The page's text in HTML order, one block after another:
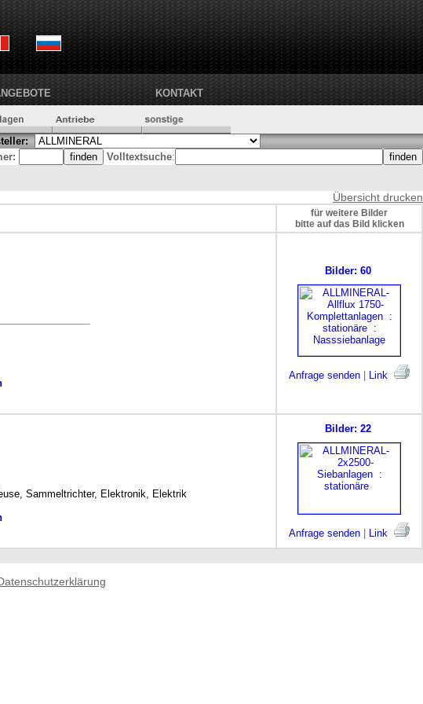
KONTAKT
Volltextsuche:
Übersicht drucken
für weitere Bilder
bitte auf das Bild klicken
Bilder: 60
Anfrage senden Link
Sammeltrichter, Elektronik, Elektrik
Bilder: 22
Anfrage senden
Link